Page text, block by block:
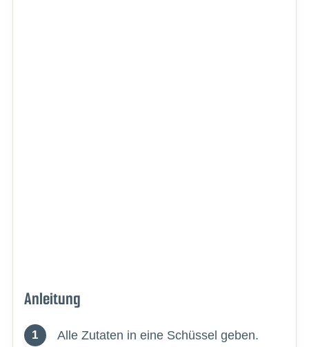
Anleitung
Alle Zutaten in eine Schüssel geben.